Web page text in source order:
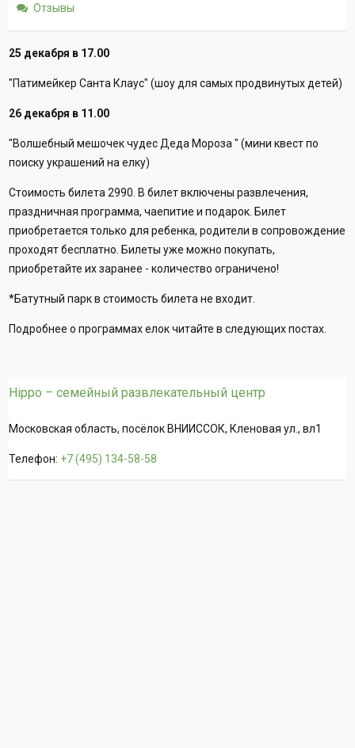
Отзывы
25 декабря в 17.00
"Патимейкер Санта Клаус" (шоу для самых продвинутых детей)
26 декабря в 11.00
"Волшебный мешочек чудес Деда Мороза " (мини квест по
поиску украшений на елку)
Стоимость билета 2990. В билет включены развлечения,
праздничная программа, чаепитие и подарок. Билет
приобретается только для ребенка, родители в сопровождение
проходят бесплатно. Билеты уже можно покупать,
приобретайте их заранее - количество ограничено!
*Батутный парк в стоимость билета не входит.
Подробнее о программах елок читайте в следующих постах.
Hippo – семейный развлекательный центр
Московская область, посёлок ВНИИССОК, Кленовая ул., вл1
Телефон: +7 (495) 134-58-58